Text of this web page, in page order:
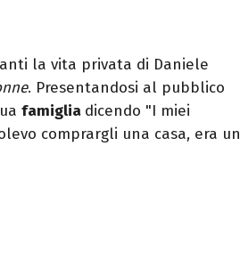
la vita privata di Daniele
. Presentandosi al pubblico
famiglia dicendo "I miei
comprargli una casa, era un